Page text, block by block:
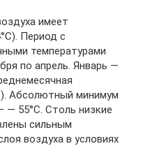
имеет
Период с
температурами
по апрель. Январь —
Абсолютный минимум
55°C. Столь низкие
сильным
воздуха в условиях